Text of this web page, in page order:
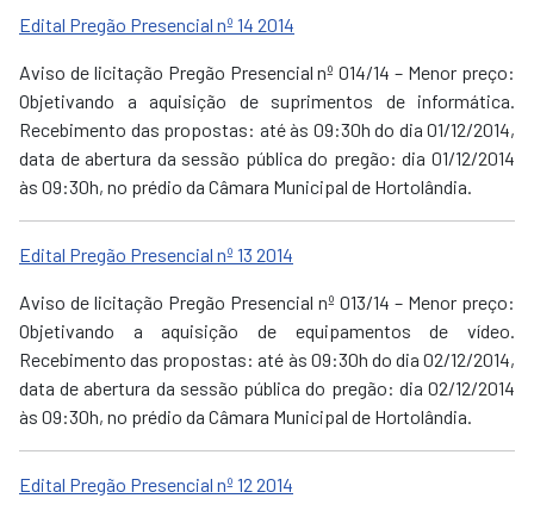
Edital Pregão Presencial nº 14 2014
Aviso de licitação Pregão Presencial nº 014/14 – Menor preço:
Objetivando a aquisição de suprimentos de informática.
Recebimento das propostas: até às 09:30h do dia 01/12/2014,
data de abertura da sessão pública do pregão: dia 01/12/2014
às 09:30h, no prédio da Câmara Municipal de Hortolândia.
Edital Pregão Presencial nº 13 2014
Aviso de licitação Pregão Presencial nº 013/14 – Menor preço:
Objetivando a aquisição de equipamentos de vídeo.
Recebimento das propostas: até às 09:30h do dia 02/12/2014,
data de abertura da sessão pública do pregão: dia 02/12/2014
às 09:30h, no prédio da Câmara Municipal de Hortolândia.
Edital Pregão Presencial nº 12 2014